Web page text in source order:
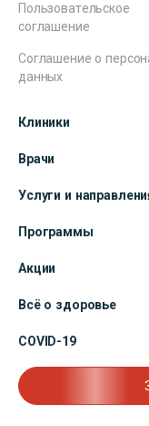
Пользовательское
соглашение
Соглашение о
данных
Клиники
Врачи
Услуги и
Программы
Акции
Всё о здоровье
COVID-19